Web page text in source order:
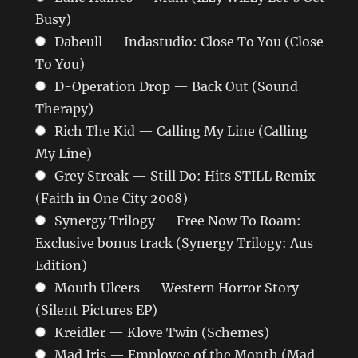
Busy)
Dabeull — Indastudio: Close To You (Close
To You)
D-Operation Drop — Back Out (Sound
Therapy)
Rich The Kid — Calling My Line (Calling
My Line)
Grey Streak — Still Do: Hits STILL Remix
(Faith in One City 2008)
Synergy Trilogy — Free Now To Roam:
Exclusive bonus track (Synergy Trilogy: Aus
Edition)
Mouth Ulcers — Western Horror Story
(Silent Pictures EP)
Kreidler — Klove Twin (Schemes)
Mad Iris — Employee of the Month (Mad